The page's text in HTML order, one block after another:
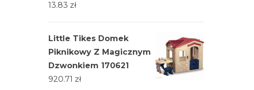
13.83 zł
Little Tikes Domek
Piknikowy Z Magicznym
Dzwonkiem 170621
920.71 zł